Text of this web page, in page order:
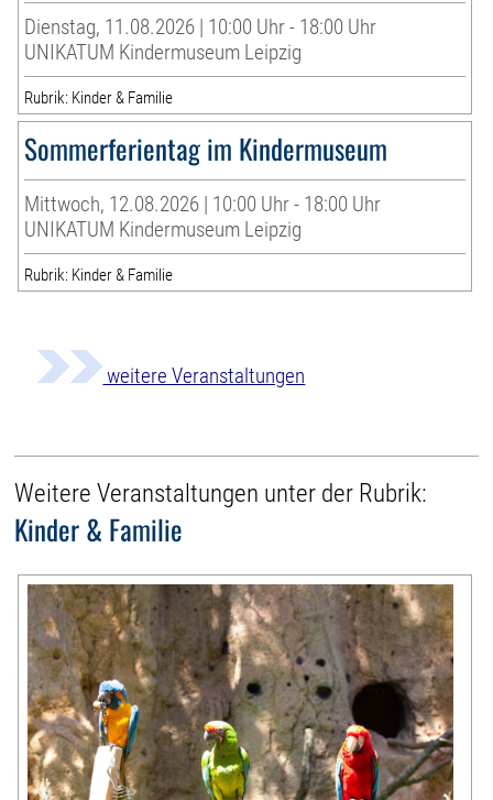
Dienstag, 11.08.2026 | 10:00 Uhr - 18:00 Uhr
UNIKATUM Kindermuseum Leipzig
Rubrik: Kinder & Familie
Sommerferientag im Kindermuseum
Mittwoch, 12.08.2026 | 10:00 Uhr - 18:00 Uhr
UNIKATUM Kindermuseum Leipzig
Rubrik: Kinder & Familie
weitere Veranstaltungen
Weitere Veranstaltungen unter der Rubrik:
Kinder & Familie